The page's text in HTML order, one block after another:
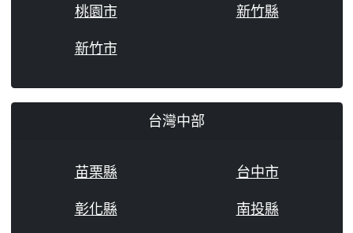
桃園市
新竹縣
新竹市
台灣中部
苗栗縣
台中市
彰化縣
南投縣